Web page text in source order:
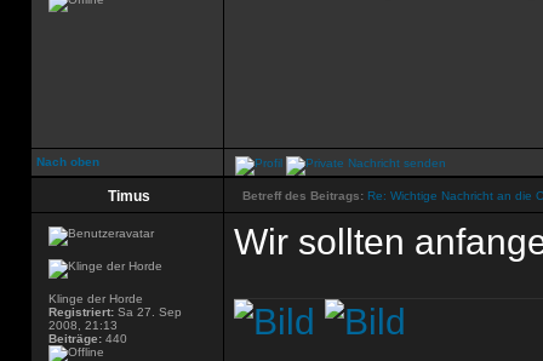
Nach oben
Timus Betreff des Beitrags: Re: Wichtige Nachricht an die
Klinge der Horde
Registriert: Sa 27. Sep
2008, 21:13
Beiträge: 440
Wir sollten